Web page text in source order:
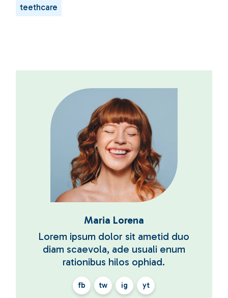
teethcare
Maria Lorena
Lorem ipsum dolor sit ametid duo
diam scaevola, ade usuali enum
rationibus hilos ophiad.
fb tw ig yt